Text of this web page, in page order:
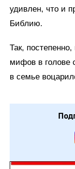
удивлен, что и
Библию.
Так,
мифов в голове
в семье